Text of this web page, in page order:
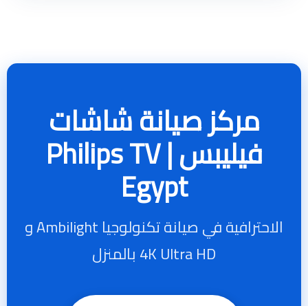
مركز صيانة شاشات
فيليبس | Philips TV
Egypt
الاحترافية في صيانة تكنولوجيا Ambilight و
4K Ultra HD بالمنزل